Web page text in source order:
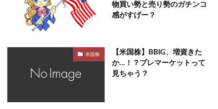
物買い勢と売り勢のガチンコ
感がすげー？
米国株
【米国株】BBIG、増資きた
か…！？プレマーケットって
見ちゃう？